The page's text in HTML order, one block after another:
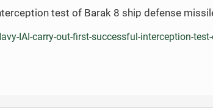
test of Barak 8 ship defense
IAI-carry-out-first-successful-interception-